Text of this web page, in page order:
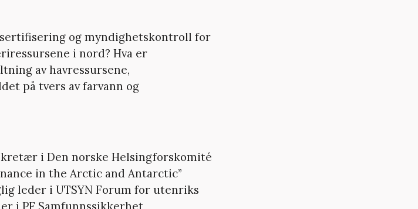
og myndighetskontroll for
i nord? Hva er
av havressursene,
på tvers av farvann og
i Den norske Helsingforskomité
in the Arctic and Antarctic”
leder i UTSYN Forum for utenriks